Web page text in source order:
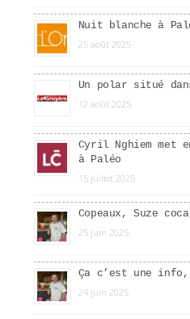
Nuit blanche à
25 août 2025
Un polar situé
12 août 2025
Cyril Nghiem met
à Paléo
15 juillet 2025
Copeaux, Suze
25 juin 2025
Ça c’est une
24 juin 2025